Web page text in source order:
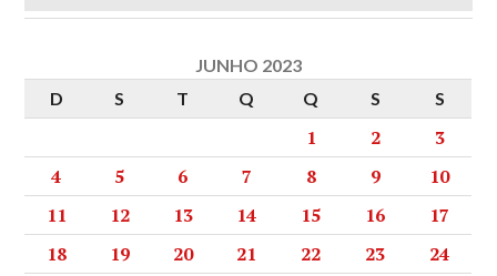
JUNHO 2023
D
S T Q Q S S
1 2
3
4
5 6 7 8 9
10
11
12 13 14 15 16
17
18
19 20 21 22 23
24